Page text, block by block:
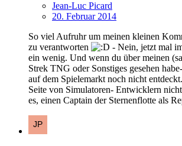
Jean-Luc Picard
20. Februar 2014
So viel Aufruhr um meinen kleinen
zu verantworten
- Nein, jetzt mal
ein wenig. Und wenn du über meinen
Strek TNG oder Sonstiges gesehen
auf dem Spielemarkt noch nicht
Seite von Simulatoren- Entwicklern
es, einen Captain der Sternenflotte als